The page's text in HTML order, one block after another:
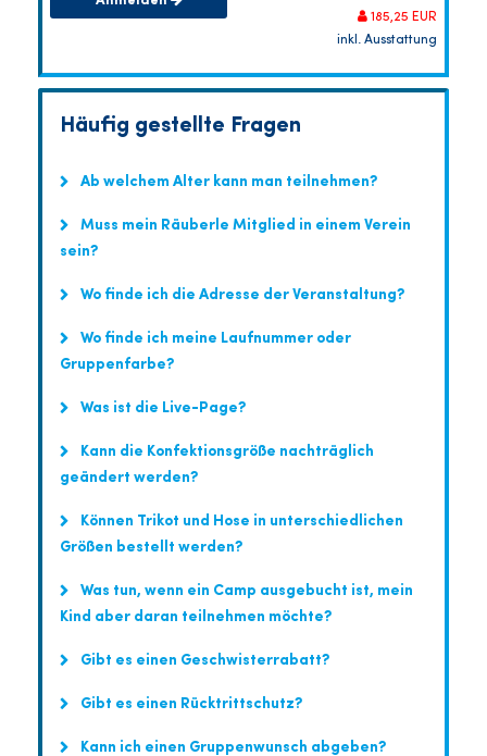
185,25 EUR
inkl. Ausstattung
Häufig gestellte Fragen
Ab welchem Alter kann man teilnehmen?
Muss mein Räuberle Mitglied in einem Verein
sein?
Wo finde ich die Adresse der Veranstaltung?
Wo finde ich meine Laufnummer oder
Gruppenfarbe?
Was ist die Live-Page?
Kann die Konfektionsgröße nachträglich
geändert werden?
Können Trikot und Hose in unterschiedlichen
Größen bestellt werden?
Was tun, wenn ein Camp ausgebucht ist, mein
Kind aber daran teilnehmen möchte?
Gibt es einen Geschwisterrabatt?
Gibt es einen Rücktrittschutz?
Kann ich einen Gruppenwunsch abgeben?